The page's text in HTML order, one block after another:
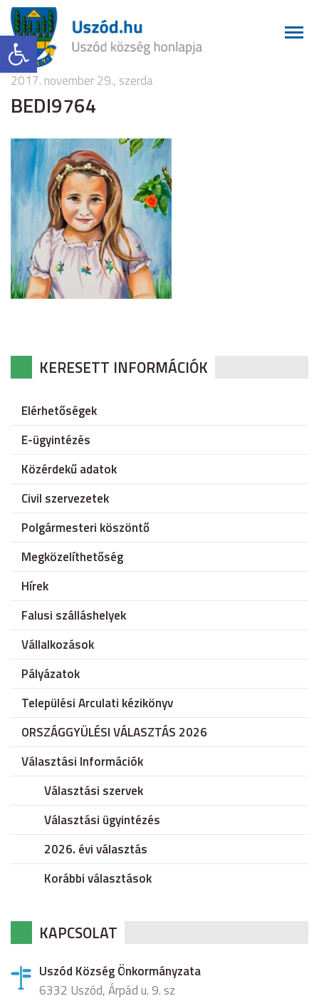
Eszköztár megnyitása
2017. november 29., szerda
BEDI9764
KERESETT INFORMÁCIÓK
Elérhetőségek
E-ügyintézés
Közérdekű adatok
Civil szervezetek
Polgármesteri köszöntő
Megközelíthetőség
Hírek
Falusi szálláshelyek
Vállalkozások
Pályázatok
Települési Arculati kézikönyv
ORSZÁGGYÜLÉSI VÁLASZTÁS 2026
Választási Információk
Választási szervek
Választási ügyintézés
2026. évi választás
Korábbi választások
KAPCSOLAT
Uszód Község Önkormányzata
6332 Uszód, Árpád u. 9. sz